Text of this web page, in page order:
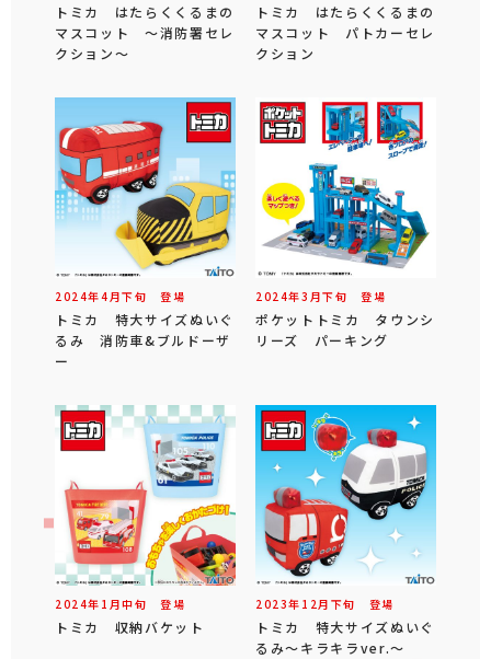
トミカ はたらくくるまの
マスコット ～消防署セレ
クション～
トミカ はたらくくるまの
マスコット パトカーセレ
クション
2024年4 月下旬 登場
トミカ 特大サイズぬいぐ
るみ 消防車&ブルドーザ
ー
2024年3 月下旬 登場
ポケットトミカ タウンシ
リーズ パーキング
2024年 1 月中旬 登場
トミカ 収納バケット
2023年 12 月 下旬 登場
トミカ 特大サイズぬいぐ
るみ～キラキラver.～